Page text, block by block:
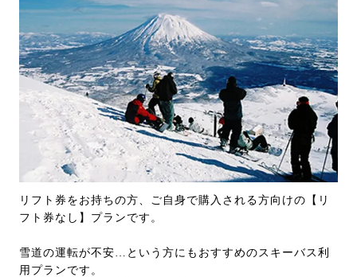
リフト券をお持ちの方、ご自身で購入される方向けの【リ
フト券なし】プランです。
雪道の運転が不安…という方にもおすすめのスキーバス利
用プランです。